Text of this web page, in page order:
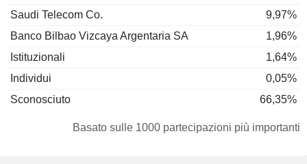
Saudi Telecom Co.
9,97%
Banco Bilbao Vizcaya Argentaria SA
1,96%
Istituzionali
1,64%
Individui
0,05%
Sconosciuto
66,35%
Basato sulle 1000 partecipazioni più importanti